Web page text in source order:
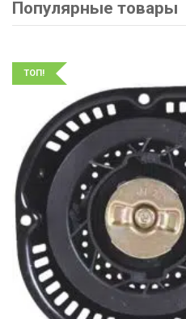
Популярные товары
ТОП!